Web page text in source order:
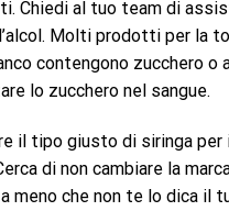
Chiedi al tuo team di
Molti prodotti per la
contengono zucchero o
lo zucchero nel sangue.
il tipo giusto di siringa
di non cambiare la
meno che non te lo dica il